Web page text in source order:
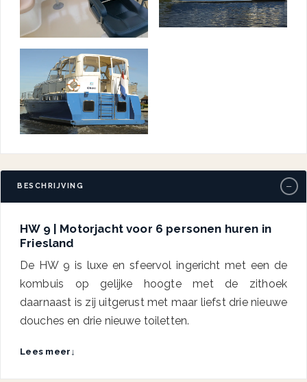
BESCHRIJVING −
HW 9 | Motorjacht voor 6 personen huren in
Friesland
De HW 9 is luxe en sfeervol ingericht met een de
kombuis op gelijke hoogte met de zithoek
daarnaast is zij uitgerust met maar liefst drie nieuwe
douches en drie nieuwe toiletten.
Lees meer↓